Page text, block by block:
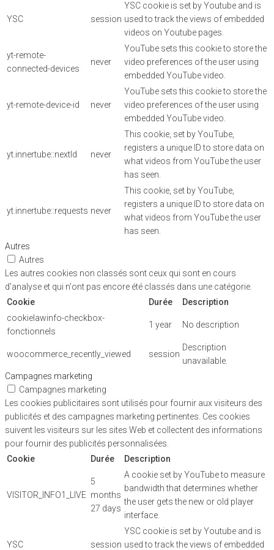
YSC session
YSC cookie is set by Youtube and is
used to track the views of embedded
videos on Youtube pages.
yt-remote-
connected-devices
never
YouTube sets this cookie to store the
video preferences of the user using
embedded YouTube video.
yt-remote-device-id never
YouTube sets this cookie to store the
video preferences of the user using
embedded YouTube video.
yt.innertube::nextId never
This cookie, set by YouTube,
registers a unique ID to store data on
what videos from YouTube the user
has seen.
yt.innertube::requests never
This cookie, set by YouTube,
registers a unique ID to store data on
what videos from YouTube the user
has seen.
Autres
Autres
Les autres cookies non classés sont ceux qui sont en cours
d'analyse et qui n'ont pas encore été classés dans une catégorie.
Cookie
Durée
Description
cookielawinfo-checkbox-
fonctionnels
1 year No description
woocommerce_recently_viewed session
Description
unavailable.
Campagnes marketing
Campagnes marketing
Les cookies publicitaires sont utilisés pour fournir aux visiteurs des
publicités et des campagnes marketing pertinentes. Ces cookies
suivent les visiteurs sur les sites Web et collectent des informations
pour fournir des publicités personnalisées.
Cookie
Durée Description
VISITOR_INFO1_LIVE
5
months
27 days
A cookie set by YouTube to measure
bandwidth that determines whether
the user gets the new or old player
interface.
YSC session
YSC cookie is set by Youtube and is
used to track the views of embedded